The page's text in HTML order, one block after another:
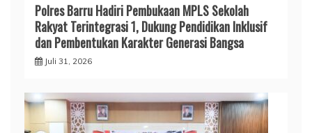
Polres Barru Hadiri Pembukaan MPLS Sekolah
Rakyat Terintegrasi 1, Dukung Pendidikan Inklusif
dan Pembentukan Karakter Generasi Bangsa
Juli 31, 2026